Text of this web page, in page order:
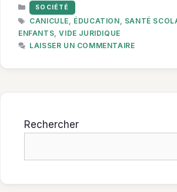
CATÉGORIES
SOCIÉTÉ
ÉTIQUETTES
CANICULE, ÉDUCATION, SANTÉ
ENFANTS,VIDE JURIDIQUE
LAISSER UN COMMENTAIRE
Rechercher